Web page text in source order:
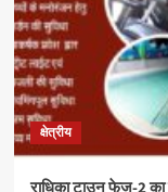
क्षेत्रीय